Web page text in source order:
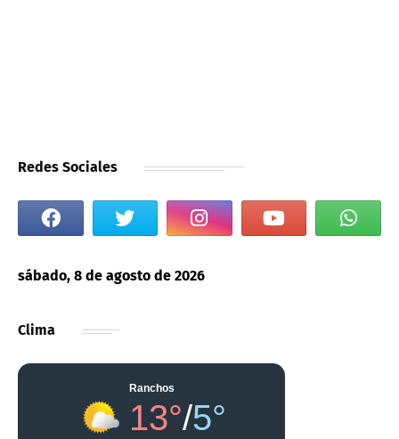
Redes Sociales
sábado, 8 de agosto de 2026
Clima